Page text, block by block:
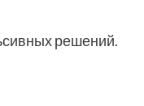
решений.